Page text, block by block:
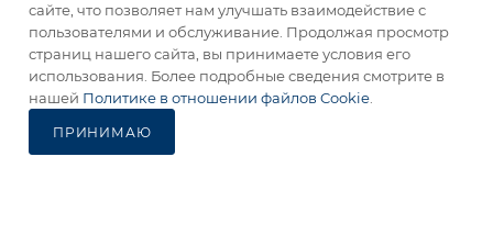
2012-2026 © Официальный дистрибьютор Opinel в России
сайте, что позволяет нам улучшать взаимодействие с
пользователями и обслуживание. Продолжая просмотр
страниц нашего сайта, вы принимаете условия его
использования. Более подробные сведения смотрите в
нашей Политике в отношении файлов Cookie
ПРИНИМАЮ
Каталог
Избранные